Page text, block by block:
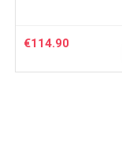
€114.90